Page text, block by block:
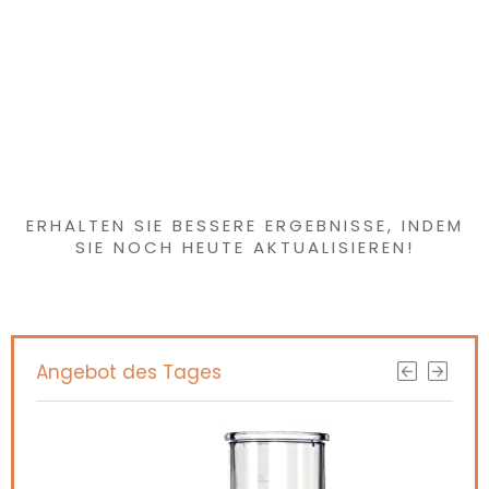
ERHALTEN SIE BESSERE ERGEBNISSE, INDEM
SIE NOCH HEUTE AKTUALISIEREN!
Angebot des Tages